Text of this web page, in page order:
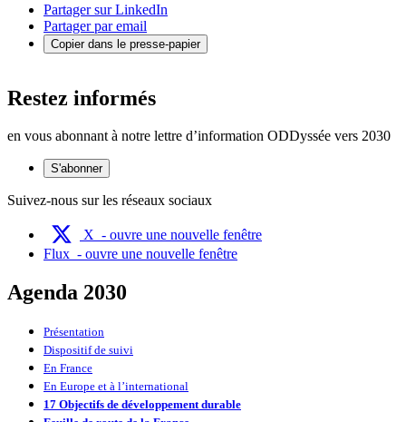
Partager sur LinkedIn
Partager par email
Copier dans le presse-papier
Restez informés
en vous abonnant à notre lettre d’information ODDyssée vers 2030
S'abonner
Suivez-nous sur les réseaux sociaux
X - ouvre une nouvelle fenêtre
Flux - ouvre une nouvelle fenêtre
Agenda 2030
Présentation
Dispositif de suivi
En France
En Europe et à l’international
17 Objectifs de développement durable